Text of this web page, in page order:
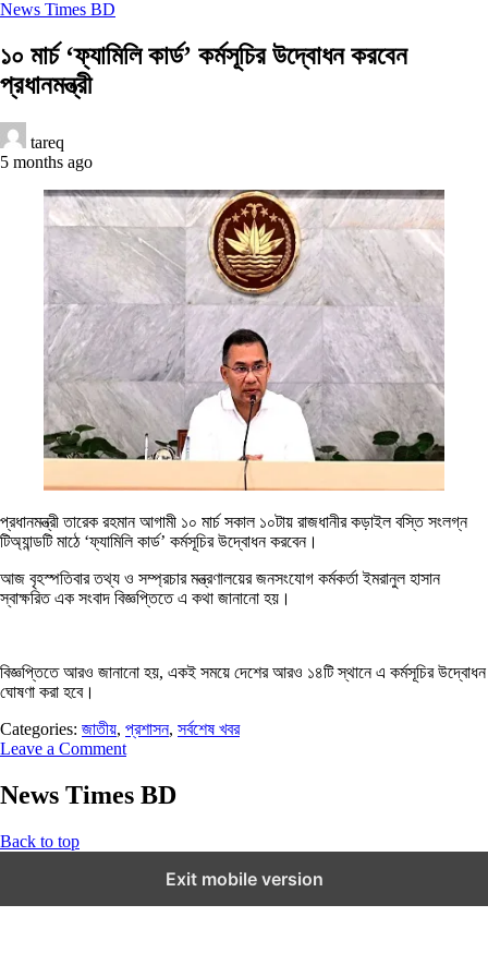
News Times BD
১০ মার্চ ‘ফ্যামিলি কার্ড’ কর্মসূচির উদ্বোধন করবেন
প্রধানমন্ত্রী
tareq
5 months ago
প্রধানমন্ত্রী তারেক রহমান আগামী ১০ মার্চ সকাল ১০টায় রাজধানীর কড়াইল বস্তি সংলগ্ন
টিঅ্যান্ডটি মাঠে ‘ফ্যামিলি কার্ড’ কর্মসূচির উদ্বোধন করবেন।
আজ বৃহস্পতিবার তথ্য ও সম্প্রচার মন্ত্রণালয়ের জনসংযোগ কর্মকর্তা ইমরানুল হাসান
স্বাক্ষরিত এক সংবাদ বিজ্ঞপ্তিতে এ কথা জানানো হয়।
বিজ্ঞপ্তিতে আরও জানানো হয়, একই সময়ে দেশের আরও ১৪টি স্থানে এ কর্মসূচির উদ্বোধন
ঘোষণা করা হবে।
Categories: জাতীয়, প্রশাসন, সর্বশেষ খবর
Leave a Comment
News Times BD
Back to top
Exit mobile version